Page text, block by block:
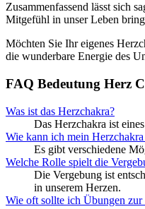
Zusammenfassend lässt sich
Mitgefühl in unser Leben
Möchten Sie Ihr eigenes
die wunderbare Energie des
FAQ Bedeutung Herz
Was ist das Herzchakra?
Das Herzchakra ist
Wie kann ich mein Herzchakra
Es gibt verschiedene
Welche Rolle spielt die
Die Vergebung ist
in unserem Herzen.
Wie oft sollte ich Übungen zur